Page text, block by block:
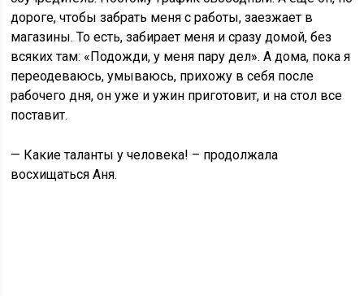
дороге, чтобы забрать меня с работы, заезжает в
магазины. То есть, забирает меня и сразу домой, без
всяких там: «Подожди, у меня пару дел». А дома, пока я
переодеваюсь, умываюсь, прихожу в себя после
рабочего дня, он уже и ужин приготовит, и на стол все
поставит.
— Какие таланты у человека! – продолжала
восхищаться Аня.